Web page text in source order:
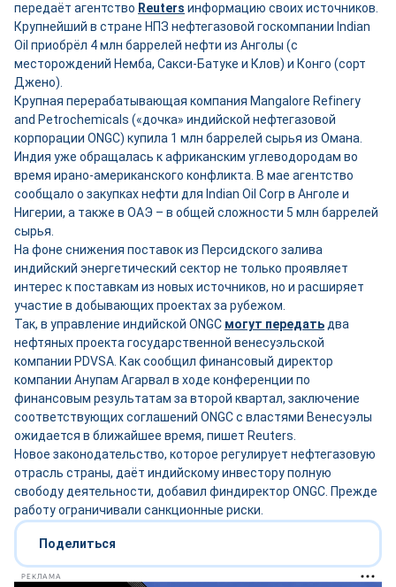
передаёт агентство Reuters информацию своих источников.
Крупнейший в стране НПЗ нефтегазовой госкомпании Indian
Oil приобрёл 4 млн баррелей нефти из Анголы (с
месторождений Немба, Сакси-Батуке и Клов) и Конго (сорт
Джено).
Крупная перерабатывающая компания Mangalore Refinery
and Petrochemicals («дочка» индийской нефтегазовой
корпорации ONGC) купила 1 млн баррелей сырья из Омана.
Индия уже обращалась к африканским углеводородам во
время ирано-американского конфликта. В мае агентство
сообщало о закупках нефти для Indian Oil Corp в Анголе и
Нигерии, а также в ОАЭ – в общей сложности 5 млн баррелей
сырья.
На фоне снижения поставок из Персидского залива
индийский энергетический сектор не только проявляет
интерес к поставкам из новых источников, но и расширяет
участие в добывающих проектах за рубежом.
Так, в управление индийской ONGC могут передать два
нефтяных проекта государственной венесуэльской
компании PDVSA. Как сообщил финансовый директор
компании Анупам Агарвал в ходе конференции по
финансовым результатам за второй квартал, заключение
соответствующих соглашений ONGC с властями Венесуэлы
ожидается в ближайшее время, пишет Reuters.
Новое законодательство, которое регулирует нефтегазовую
отрасль страны, даёт индийскому инвестору полную
свободу деятельности, добавил финдиректор ONGC. Прежде
работу ограничивали санкционные риски.
Поделиться
РЕКЛАМА